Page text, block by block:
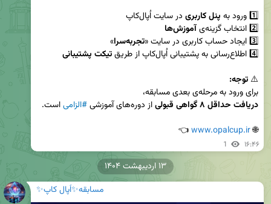
1️⃣ ورود به
پنل کاربری
2️⃣ انتخاب گزینه‌ی
آموزش‌ها
3️⃣ ایجاد حساب کاربری در سایت «
تجربه‌سرا
4️⃣ اطلاع‌رسانی به پشتیبانی اُپال‌کاپ از طریق
تیکت پشتیبانی
⚠️ توجه:
برای ورود به مرحله‌ی بعدی مسابقه،
دریافت حداقل ۸ گواهی قبولی
از دوره‌های آموزشی #الزامی
🌐
www.opalcup.ir
👈
1 ۱۶:۴۶
مسابقه✨اُپال کاپ✨
۱۳ اردیبهشت ۱۴۰۴